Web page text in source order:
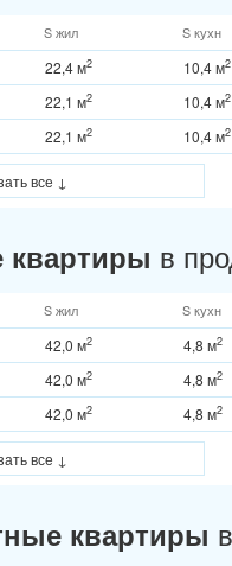
S жил S кухн
22,4 м2 10,4 м2
22,1 м2 10,4 м2
22,1 м2 10,4 м2
все ↓
квартиры в
S жил S кухн
42,0 м2 4,8 м2
42,0 м2 4,8 м2
42,0 м2 4,8 м2
все ↓
квартиры